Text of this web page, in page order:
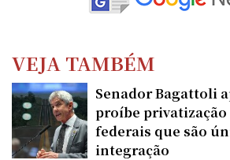
VEJA TAMBÉM
Senador Bagattoli
proíbe privatização
federais que são
integração